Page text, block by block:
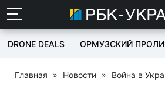
DRONE DEALS ОРМУЗСКИЙ
Главная » Новости » Война в